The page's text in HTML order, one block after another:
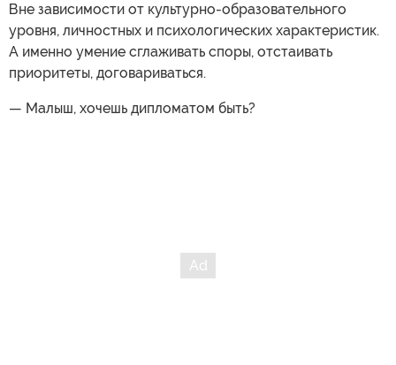
Вне зависимости от культурно-образовательного
уровня, личностных и психологических характеристик.
А именно умение сглаживать споры, отстаивать
приоритеты, договариваться.
— Малыш, хочешь дипломатом быть?